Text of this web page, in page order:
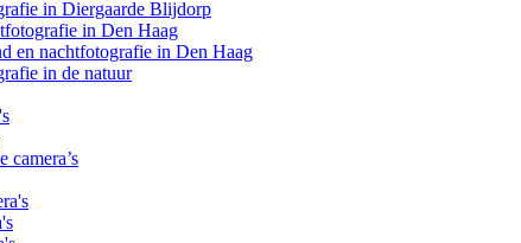
in Diergaarde Blijdorp
in Den Haag
en nachtfotografie in Den Haag
in de natuur
camera’s